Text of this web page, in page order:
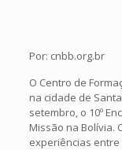
Por: cnbb.org.br
O Centro de
na cidade de
setembro, o 10º
Missão na Bolívia.
experiências